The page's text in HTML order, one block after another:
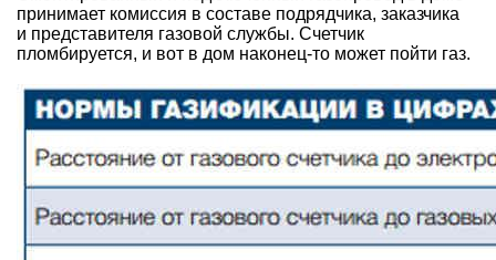
принимает комиссия в составе подрядчика, заказчика
и представителя газовой службы. Счетчик
пломбируется, и вот в дом наконец-то может пойти газ.